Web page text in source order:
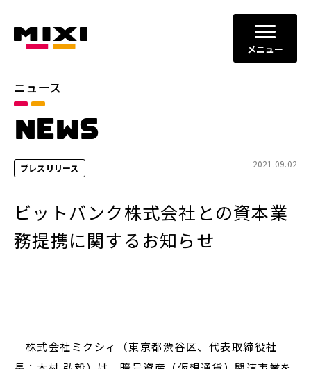
メニュー
ニュース
NEWS
プレスリリース 2021.09.02
ビットバンク株式会社との資本業
務提携に関するお知らせ
株式会社ミクシィ（東京都渋谷区、代表取締役社
カテゴリ
お知らせ
2026年 2025年
閉じる